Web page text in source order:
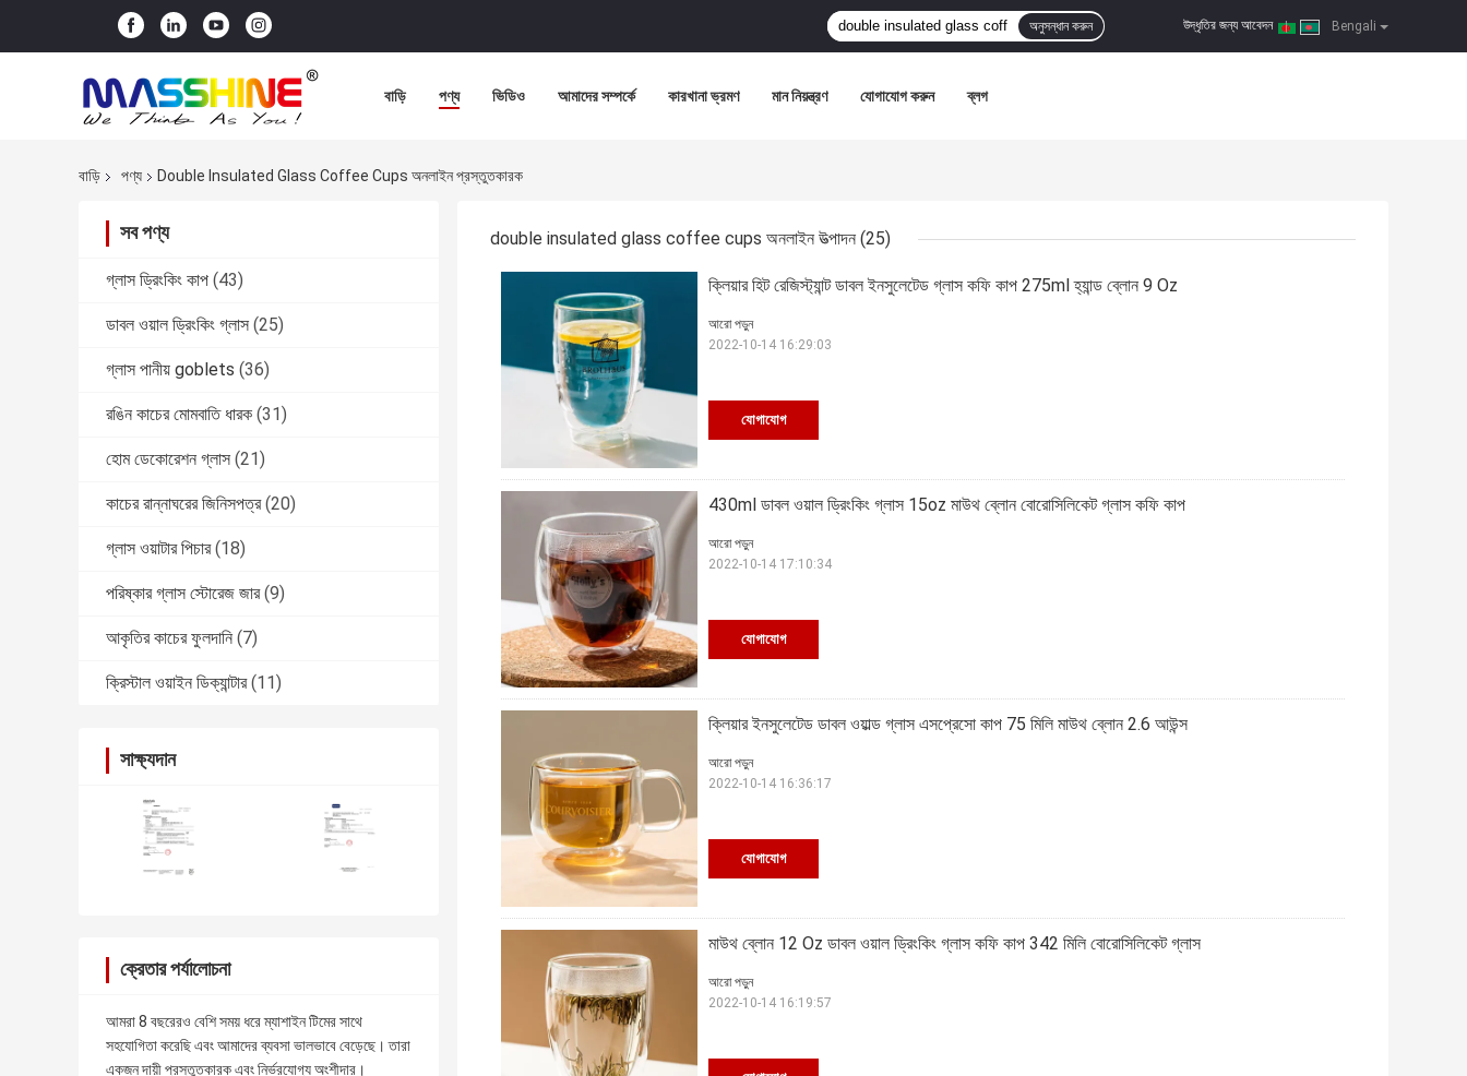
Bengali
উদ্ধৃতির জন্য আবেদন |
অনুসন্ধান করুন
বাড়ি পণ্য ভিডিও আমাদের সম্পর্কে কারখানা ভ্রমণ মান নিয়ন্ত্রণ যোগাযোগ করুন ব্লগ
বাড়ি পণ্য Double Insulated Glass Coffee Cups অনলাইন প্রস্তুতকারক
সব পণ্য
গ্লাস ড্রিংকিং কাপ (43)
ডাবল ওয়াল ড্রিংকিং গ্লাস (25)
গ্লাস পানীয় goblets (36)
রঙিন কাচের মোমবাতি ধারক (31)
হোম ডেকোরেশন গ্লাস (21)
কাচের রান্নাঘরের জিনিসপত্র (20)
গ্লাস ওয়াটার পিচার (18)
পরিষ্কার গ্লাস স্টোরেজ জার (9)
আকৃতির কাচের ফুলদানি (7)
ক্রিস্টাল ওয়াইন ডিক্যান্টার (11)
সাক্ষ্যদান
ক্রেতার পর্যালোচনা
আমরা 8 বছরেরও বেশি সময় ধরে ম্যাশাইন টিমের সাথে
সহযোগিতা করেছি এবং আমাদের ব্যবসা ভালভাবে বেড়েছে। তারা
একজন দায়ী প্রস্তুতকারক এবং নির্ভরযোগ্য অংশীদার।
double insulated glass coffee cups অনলাইন উত্পাদন (25)
ক্লিয়ার হিট রেজিস্ট্যান্ট ডাবল ইনসুলেটেড গ্লাস কফি কাপ 275ml হ্যান্ড ব্লোন 9 Oz
যোগাযোগ
আরো পড়ুন
2022-10-14 16:29:03
430ml ডাবল ওয়াল ড্রিংকিং গ্লাস 15oz মাউথ ব্লোন বোরোসিলিকেট গ্লাস কফি কাপ
যোগাযোগ
আরো পড়ুন
2022-10-14 17:10:34
ক্লিয়ার ইনসুলেটেড ডাবল ওয়াল্ড গ্লাস এসপ্রেসো কাপ 75 মিলি মাউথ ব্লোন 2.6 আউন্স
যোগাযোগ
আরো পড়ুন
2022-10-14 16:36:17
মাউথ ব্লোন 12 Oz ডাবল ওয়াল ড্রিংকিং গ্লাস কফি কাপ 342 মিলি বোরোসিলিকেট গ্লাস
আরো পড়ুন
2022-10-14 16:19:57